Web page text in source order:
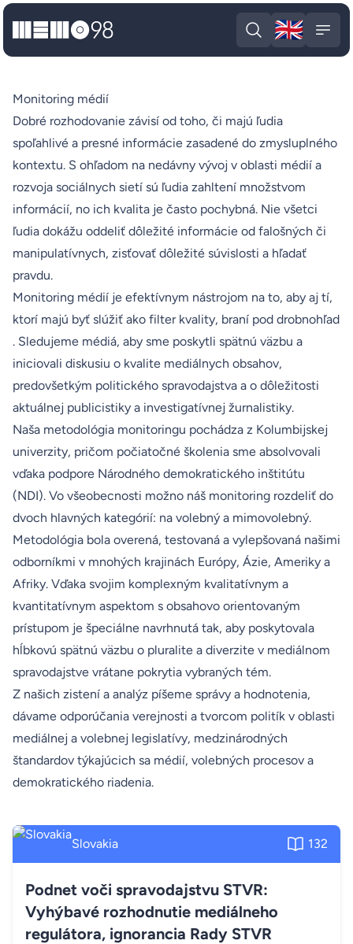
MEMO98
Open search
🇬🇧
Monitoring médií
Dobré rozhodovanie závisí od toho, či majú ľudia
spoľahlivé a presné informácie zasadené do zmysluplného
kontextu. S ohľadom na nedávny vývoj v oblasti médií a
rozvoja sociálnych sietí sú ľudia zahltení množstvom
informácií, no ich kvalita je často pochybná. Nie všetci
ľudia dokážu oddeliť dôležité informácie od falošných či
manipulatívnych, zisťovať dôležité súvislosti a hľadať
pravdu.
Monitoring médií je efektívnym nástrojom na to, aby aj tí,
ktorí majú byť slúžiť ako filter kvality, braní pod drobnohľad
. Sledujeme médiá, aby sme poskytli spätnú väzbu a
iniciovali diskusiu o kvalite mediálnych obsahov,
predovšetkým politického spravodajstva a o dôležitosti
aktuálnej publicistiky a investigatívnej žurnalistiky.
Naša metodológia monitoringu pochádza z Kolumbijskej
univerzity, pričom počiatočné školenia sme absolvovali
vďaka podpore Národného demokratického inštitútu
(NDI). Vo všeobecnosti možno náš monitoring rozdeliť do
dvoch hlavných kategórií: na volebný a mimovolebný.
Metodológia bola overená, testovaná a vylepšovaná našimi
odborníkmi v mnohých krajinách Európy, Ázie, Ameriky a
Afriky. Vďaka svojim komplexným kvalitatívnym a
kvantitatívnym aspektom s obsahovo orientovaným
prístupom je špeciálne navrhnutá tak, aby poskytovala
hĺbkovú spätnú väzbu o pluralite a diverzite v mediálnom
spravodajstve vrátane pokrytia vybraných tém.
Z našich zistení a analýz píšeme správy a hodnotenia,
dávame odporúčania verejnosti a tvorcom politík v oblasti
mediálnej a volebnej legislatívy, medzinárodných
štandardov týkajúcich sa médií, volebných procesov a
demokratického riadenia.
Slovakia 132
Podnet voči spravodajstvu STVR:
Vyhýbavé rozhodnutie mediálneho
regulátora, ignorancia Rady STVR